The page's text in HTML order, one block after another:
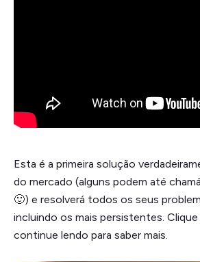
Esta é a primeira solução
do mercado (alguns podem até
🙂) e resolverá todos os seus
incluindo os mais persistentes. Clique
continue lendo para saber mais.